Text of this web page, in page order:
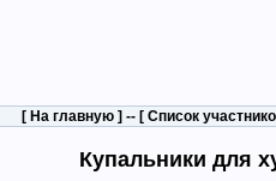
[ На главную ] -- [ Список
Купальники для